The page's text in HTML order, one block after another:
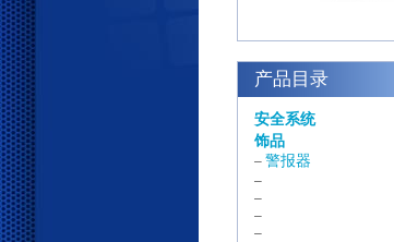
产品目录
安全系统
饰品
– 警报器
–
–
–
–